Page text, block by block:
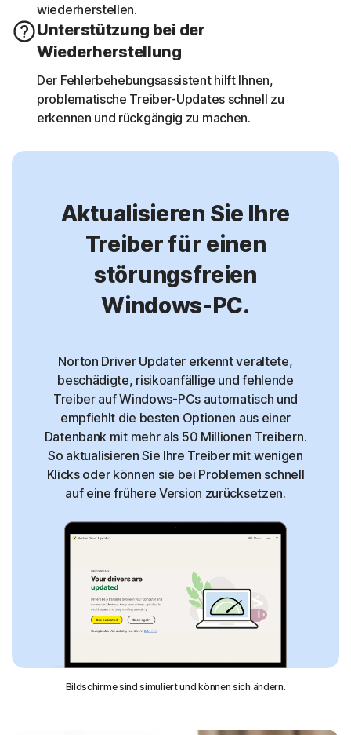
wiederherstellen.
Unterstützung bei der
Wiederherstellung
Der Fehlerbehebungsassistent hilft Ihnen,
problematische Treiber-Updates schnell zu
erkennen und rückgängig zu machen.
Aktualisieren Sie Ihre
Treiber für einen
störungsfreien
Windows-PC.
Norton Driver Updater erkennt veraltete,
beschädigte, risikoanfällige und fehlende
Treiber auf Windows-PCs automatisch und
empfiehlt die besten Optionen aus einer
Datenbank mit mehr als 50 Millionen Treibern.
So aktualisieren Sie Ihre Treiber mit wenigen
Klicks oder können sie bei Problemen schnell
auf eine frühere Version zurücksetzen.
Bildschirme sind simuliert und können sich ändern.